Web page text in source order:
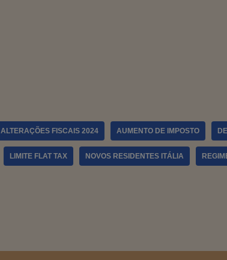
ALTERAÇÕES FISCAIS 2024 AUMENTO DE IMPOSTO
LIMITE FLAT TAX NOVOS RESIDENTES ITÁLIA